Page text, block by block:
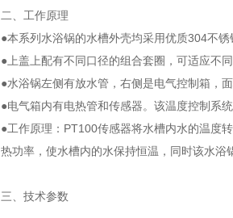
二、工作原理
●本系列水浴锅的水槽外壳均采用优质304不
●上盖上配有不同口径的组合套圈，可适应不同
●水浴锅左侧有放水管，右侧是电气控制箱，
●电气箱内有电热管和传感器。该温度控制系
●工作原理： PT100传感器将水槽内水的温度
热功率，使水槽内的水保持恒温，同时该水
三、 技术参数